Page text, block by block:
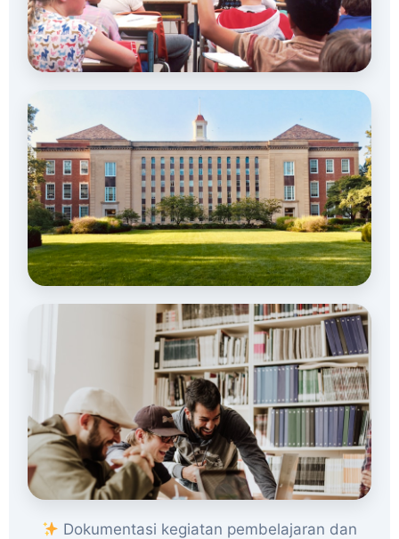
Dokumentasi kegiatan pembelajaran dan